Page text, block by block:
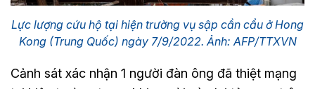
Lực lượng cứu hộ tại hiện trường vụ sập cần cẩu ở Hong
Kong (Trung Quốc) ngày 7/9/2022. Ảnh: AFP/TTXVN
Cảnh sát xác nhận 1 người đàn ông đã thiệt mạng